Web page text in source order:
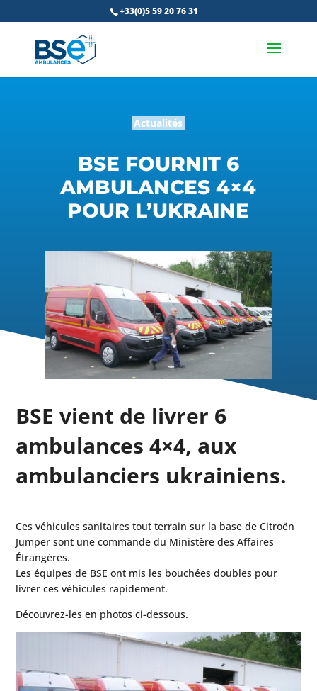
+33(0)5 59 20 76 31
Actualités
BSE FOURNIT 6
AMBULANCES 4×4
POUR L’UKRAINE
BSE vient de livrer 6
ambulances 4×4, aux
ambulanciers ukrainiens.
Ces véhicules sanitaires tout terrain sur la base de Citroën
Jumper sont une commande du Ministère des Affaires
Étrangères.
Les équipes de BSE ont mis les bouchées doubles pour
livrer ces véhicules rapidement.
Découvrez-les en photos ci-dessous.